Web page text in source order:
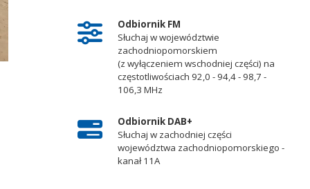
Odbiornik FM
Słuchaj w województwie
zachodniopomorskiem
(z wyłączeniem wschodniej części) na
częstotliwościach 92,0 - 94,4 - 98,7 -
106,3 MHz
Odbiornik DAB+
Słuchaj w zachodniej części
województwa zachodniopomorskiego -
kanał 11A